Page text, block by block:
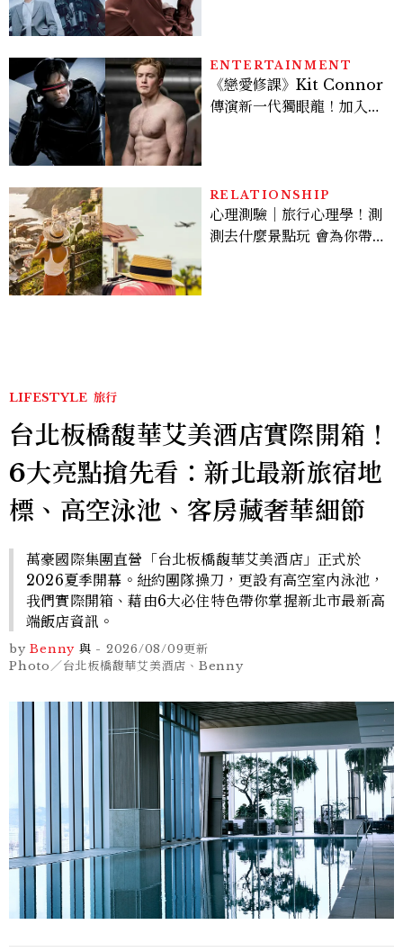
多大？
ENTERTAINMENT
《戀愛修課》Kit Connor
傳演新一代獨眼龍！加入新
RELATIONSHIP
心理測驗｜旅行心理學！測
測去什麼景點玩 會為你帶來
LIFESTYLE 旅行
台北板橋馥華艾美酒店實際開箱！
6大亮點搶先看：新北最新旅宿地
標、高空泳池、客房藏奢華細節
萬豪國際集團直營「台北板橋馥華艾美酒店」正式於
2026夏季開幕。紐約團隊操刀，更設有高空室內泳池，
我們實際開箱、藉由6大必住特色帶你掌握新北市最新高
端飯店資訊。
by Benny 與 - 2026/08/09更新
Photo／台北板橋馥華艾美酒店、Benny